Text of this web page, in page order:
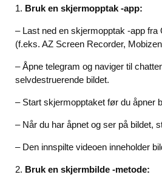
1. Bruk en skjermopptak -app:
– Last ned en skjermopptak -app fra
(f.eks. AZ Screen Recorder,
– Åpne telegram og naviger til
selvdestruerende bildet.
– Start skjermopptaket før du åpner
– Når du har åpnet og ser på bildet,
– Den innspilte videoen inneholder
2. Bruk en skjermbilde -metode: